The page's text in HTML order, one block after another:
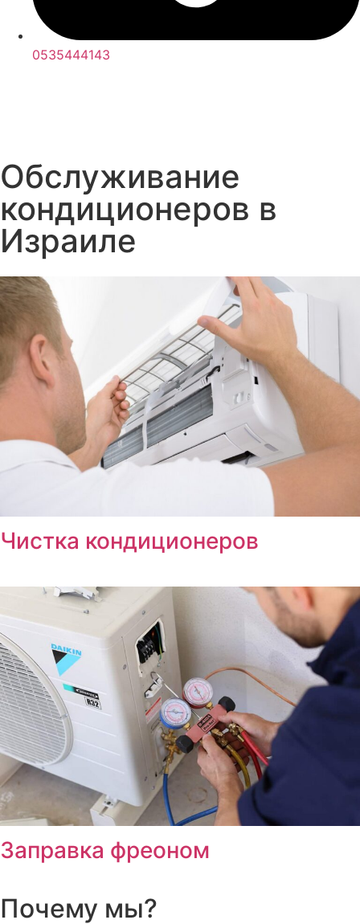
0535444143
Обслуживание
кондиционеров в
Израиле
Чистка кондиционеров
Заправка фреоном
Почему мы?